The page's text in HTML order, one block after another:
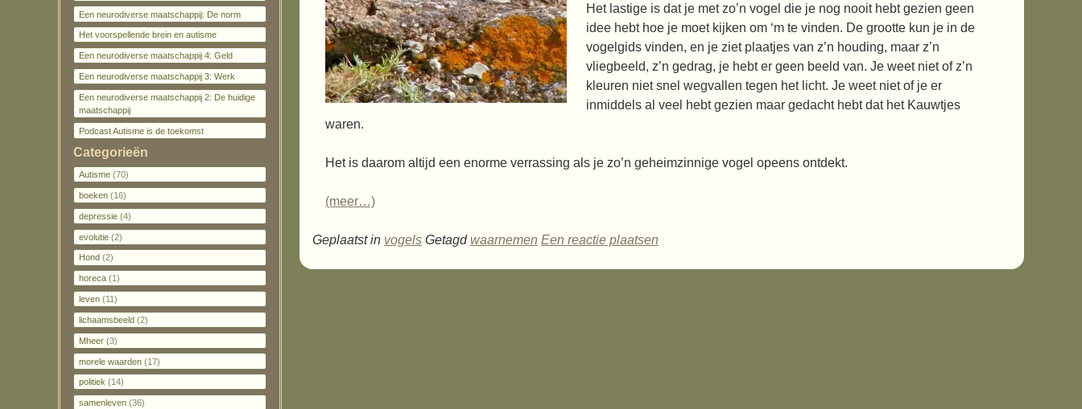
Het lastige is dat je met zo’n vogel die je nog nooit hebt gezien geen
idee hebt hoe je moet kijken om ‘m te vinden. De grootte kun je in de
vogelgids vinden, en je ziet plaatjes van z’n houding, maar z’n
vliegbeeld, z’n gedrag, je hebt er geen beeld van. Je weet niet of z’n
kleuren niet snel wegvallen tegen het licht. Je weet niet of je er
inmiddels al veel hebt gezien maar gedacht hebt dat het Kauwtjes
waren.
Het is daarom altijd een enorme verrassing als je zo’n geheimzinnige vogel opeens ontdekt.
(meer…)
Geplaatst in vogels Getagdwaarnemen Een reactie plaatsen
Een neurodiverse maatschappij: De norm
Het voorspellende brein en autisme
Een neurodiverse maatschappij 4: Geld
Een neurodiverse maatschappij 3: Werk
Een neurodiverse maatschappij 2: De huidige
maatschappij
Podcast Autisme is de toekomst
Categorieën
Autisme(70)
boeken(16)
depressie(4)
evolutie(2)
Hond (2)
horeca(1)
leven(11)
lichaamsbeeld(2)
Mheer(3)
morele waarden(17)
politiek (14)
samenleven(36)